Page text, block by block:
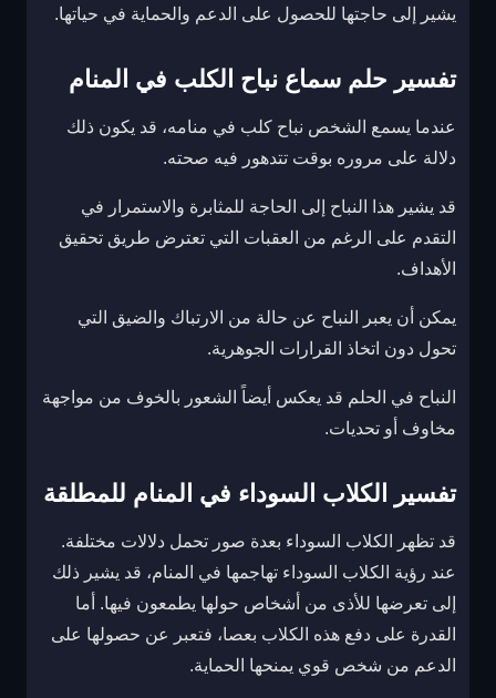
يشير إلى حاجتها للحصول على الدعم والحماية في حياتها.
تفسير حلم سماع نباح الكلب في المنام
عندما يسمع الشخص نباح كلب في منامه، قد يكون ذلك
دلالة على مروره بوقت تتدهور فيه صحته.
قد يشير هذا النباح إلى الحاجة للمثابرة والاستمرار في
التقدم على الرغم من العقبات التي تعترض طريق تحقيق
الأهداف.
يمكن أن يعبر النباح عن حالة من الارتباك والضيق التي
تحول دون اتخاذ القرارات الجوهرية.
النباح في الحلم قد يعكس أيضاً الشعور بالخوف من مواجهة
مخاوف أو تحديات.
تفسير الكلاب السوداء في المنام للمطلقة
قد تظهر الكلاب السوداء بعدة صور تحمل دلالات مختلفة.
عند رؤية الكلاب السوداء تهاجمها في المنام، قد يشير ذلك
إلى تعرضها للأذى من أشخاص حولها يطمعون فيها. أما
القدرة على دفع هذه الكلاب بعصا، فتعبر عن حصولها على
الدعم من شخص قوي يمنحها الحماية.